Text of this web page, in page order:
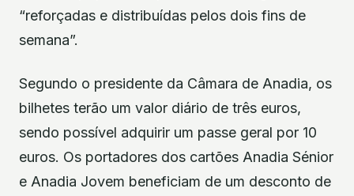
“reforçadas e distribuídas pelos dois fins de
semana”.
Segundo o presidente da Câmara de Anadia, os
bilhetes terão um valor diário de três euros,
sendo possível adquirir um passe geral por 10
euros. Os portadores dos cartões Anadia Sénior
e Anadia Jovem beneficiam de um desconto de